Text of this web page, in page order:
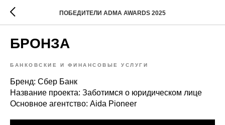
ПОБЕДИТЕЛИ ADMA AWARDS 2025
БРОНЗА
БАНКОВСКИЕ И ФИНАНСОВЫЕ УСЛУГИ
Бренд: Сбер Банк
Название проекта: Заботимся о юридическом лице
Основное агентство: Aida Pioneer